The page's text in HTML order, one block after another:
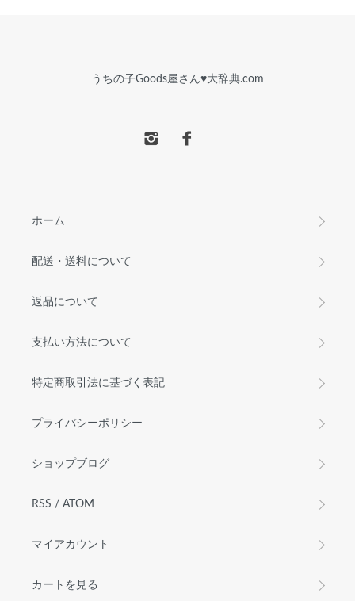
うちの子Goods屋さん♥︎大辞典.com
ホーム
配送・送料について
返品について
支払い方法について
特定商取引法に基づく表記
プライバシーポリシー
ショップブログ
RSS / ATOM
マイアカウント
カートを見る